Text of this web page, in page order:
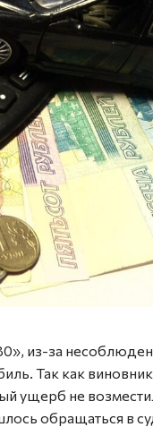
из-за
Так как
ущерб не
обращаться в